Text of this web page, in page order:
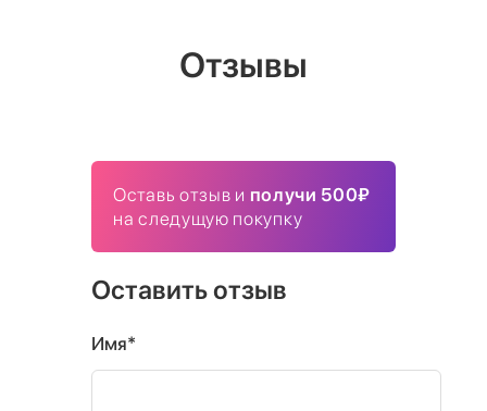
Отзывы
Оставь отзыв и получи 500₽
на следущую покупку
Оставить отзыв
Имя*